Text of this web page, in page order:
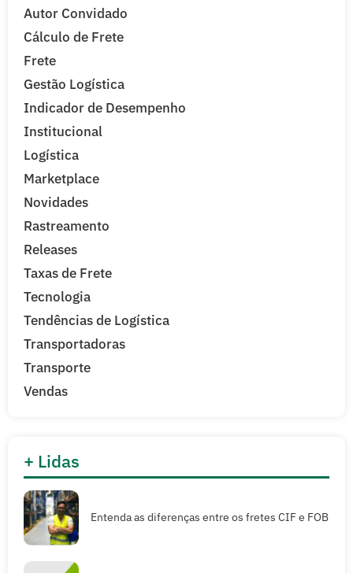
Autor Convidado
Cálculo de Frete
Frete
Gestão Logística
Indicador de Desempenho
Institucional
Logística
Marketplace
Novidades
Rastreamento
Releases
Taxas de Frete
Tecnologia
Tendências de Logística
Transportadoras
Transporte
Vendas
+ Lidas
Entenda as diferenças entre os fretes CIF e FOB